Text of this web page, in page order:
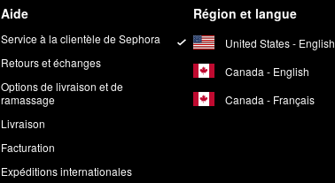
Aide
Service à la clientèle de Sephora
Retours et échanges
Options de livraison et de
ramassage
Livraison
Facturation
Expéditions internationales
Région et langue
United States - English
Canada - English
Canada - Français